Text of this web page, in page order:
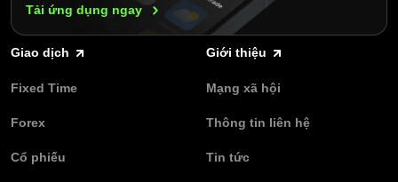
Tải ứng dụng ngay
Giao dịch
Fixed Time
Forex
Cổ phiếu
Giới thiệu
Mạng xã hội
Thông tin liên hệ
Tin tức